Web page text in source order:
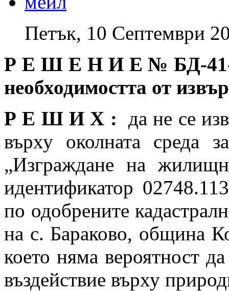
Петък, 10 Септември
Р Е Ш Е Н И Е № БД-
необходимостта от
Р Е Ш И Х : да не се
върху околната среда
„Изграждане на
идентификатор
по одобрените
на с. Бараково, община
което няма вероятност
въздействие върху